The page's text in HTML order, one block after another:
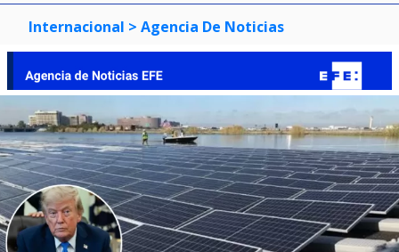
Internacional > Agencia De Noticias